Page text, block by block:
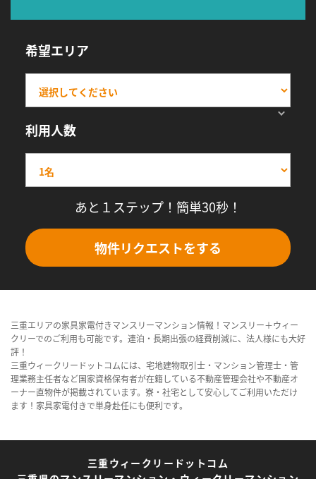
希望エリア
利用人数
あと１ステップ！簡単30秒！
物件リクエストをする
三重エリアの家具家電付きマンスリーマンション情報！マンスリー＋ウィー
クリーでのご利用も可能です。連泊・長期出張の経費削減に、法人様にも大好
評！
三重ウィークリードットコムには、宅地建物取引士・マンション管理士・管
理業務主任者など国家資格保有者が在籍している不動産管理会社や不動産オ
ーナー直物件が掲載されています。寮・社宅として安心してご利用いただけ
ます！家具家電付きで単身赴任にも便利です。
三重ウィークリードットコム